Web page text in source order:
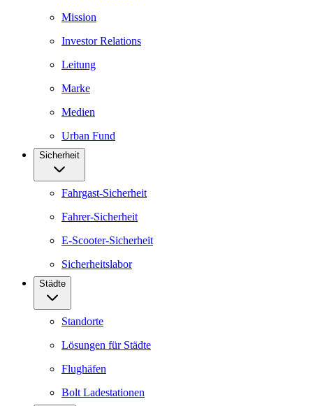
Mission
Investor Relations
Leitung
Marke
Medien
Urban Fund
Sicherheit
Fahrgast-Sicherheit
Fahrer-Sicherheit
E-Scooter-Sicherheit
Sicherheitslabor
Städte
Standorte
Lösungen für Städte
Flughäfen
Bolt Ladestationen